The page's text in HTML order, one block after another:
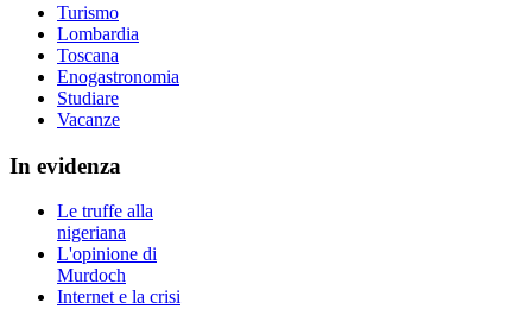
Turismo
Lombardia
Toscana
Enogastronomia
Studiare
Vacanze
In evidenza
Le truffe alla
nigeriana
L'opinione di
Murdoch
Internet e la crisi